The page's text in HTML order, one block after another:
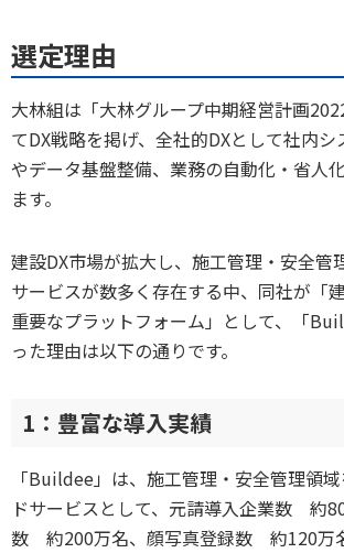
選定理由
大林組は「大林グループ中期経営計画
てDX戦略を掲げ、全社的DXとして社内
やデータ基盤整備、業務の自動化・省人
ます。
建設DX市場が拡大し、施工管理・安全管
サービスが数多く存在する中、同社が「
重要なプラットフォーム」として、「
った理由は以下の通りです。
1：豊富な導入実績
「Buildee」は、施工管理・安全管理領
ドサービスとして、元請導入企業数 約
数 約200万名、顔写真登録数 約120万